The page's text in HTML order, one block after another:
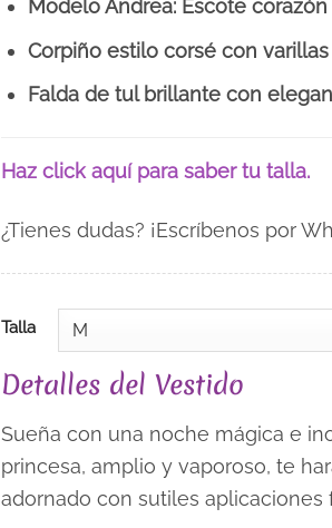
Modelo Andrea: Escote
Corpiño estilo corsé con
Falda de tul brillante con
Haz click aquí para saber tu talla.
¿Tienes dudas? ¡Escríbenos por
Talla
Detalles del Vestido
Sueña con una noche mágica e
princesa, amplio y vaporoso, te
adornado con sutiles